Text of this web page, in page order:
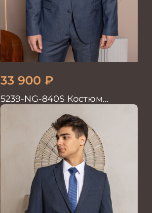
33 900 ₽
5239-NG-840S Костюм
мужской двойка